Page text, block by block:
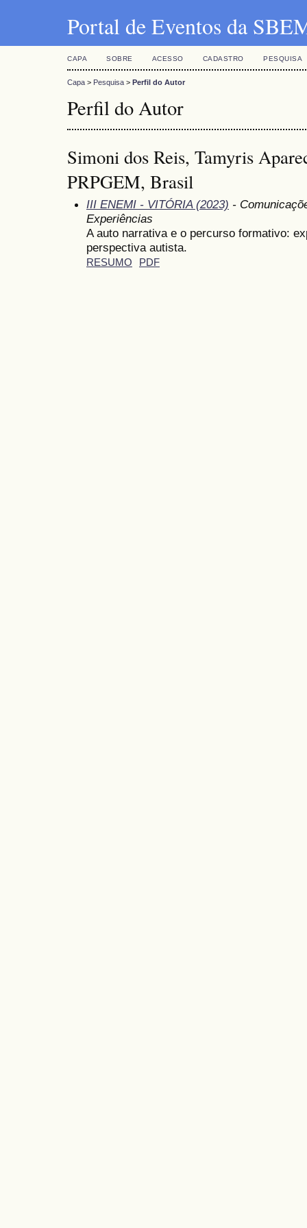
Portal de Eventos da
CAPA SOBRE ACESSO CADASTRO PESQUISA
Capa > Pesquisa > Perfil do Autor
Perfil do Autor
Simoni dos Reis, Tamyris
PRPGEM, Brasil
III ENEMI - VITÓRIA (2023) -
Experiências
A auto narrativa e o percurso formativo:
perspectiva autista.
RESUMO PDF